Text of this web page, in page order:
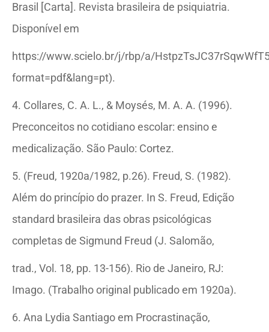
Brasil [Carta]. Revista brasileira de psiquiatria.
Disponível em
https://www.scielo.br/j/rbp/a/
format=pdf&lang=pt).
4. Collares, C. A. L., & Moysés, M. A. A. (1996).
Preconceitos no cotidiano escolar: ensino e
medicalização. São Paulo: Cortez.
5. (Freud, 1920a/1982, p.26). Freud, S. (1982).
Além do princípio do prazer. In S. Freud, Edição
standard brasileira das obras psicológicas
completas de Sigmund Freud (J. Salomão,
trad., Vol. 18, pp. 13-156). Rio de Janeiro, RJ:
Imago. (Trabalho original publicado em 1920a).
6. Ana Lydia Santiago em Procrastinação,